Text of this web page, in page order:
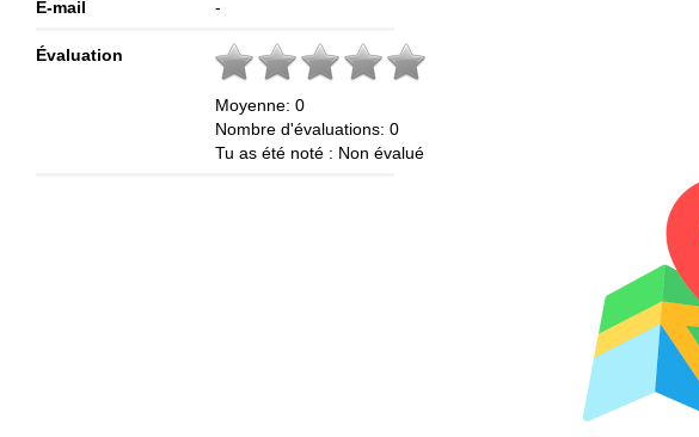
E-mail -
Évaluation
Moyenne:0
Nombre d'évaluations:0
Tu as été noté : Non évalué